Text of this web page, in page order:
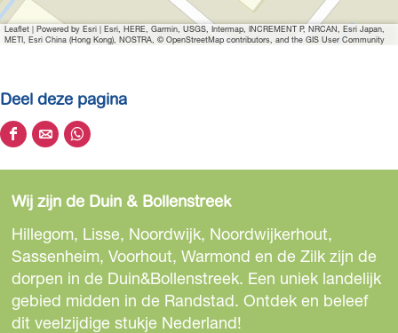
Leaflet | Powered by Esri | Esri, HERE, Garmin, USGS, Intermap, INCREMENT P, NRCAN, Esri Japan,
METI, Esri China (Hong Kong), NOSTRA, © OpenStreetMap contributors, and the GIS User Community
Deel deze pagina
D
e
l
d
e
z
e
p
D
e
l
d
e
z
e
p
D
e
l
d
e
z
e
p
Wij zijn de Duin & Bollenstreek
Hillegom, Lisse, Noordwijk, Noordwijkerhout,
Sassenheim, Voorhout, Warmond en de Zilk zijn de
dorpen in de Duin&Bollenstreek. Een uniek landelijk
gebied midden in de Randstad. Ontdek en beleef
dit veelzijdige stukje Nederland!